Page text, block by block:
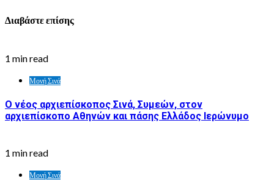
Διαβάστε επίσης
1 min read
Μονή Σινά
O νέος αρχιεπίσκοπος Σινά, Συμεών, στον
αρχιεπίσκοπο Αθηνών και πάσης Ελλάδος Ιερώνυμο
1 min read
Μονή Σινά